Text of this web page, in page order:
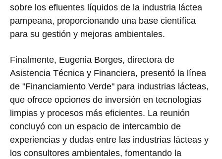
sobre los efluentes líquidos de la industria láctea
pampeana, proporcionando una base científica
para su gestión y mejoras ambientales.
Finalmente, Eugenia Borges, directora de
Asistencia Técnica y Financiera, presentó la línea
de "Financiamiento Verde" para industrias lácteas,
que ofrece opciones de inversión en tecnologías
limpias y procesos más eficientes. La reunión
concluyó con un espacio de intercambio de
experiencias y dudas entre las industrias lácteas y
los consultores ambientales, fomentando la